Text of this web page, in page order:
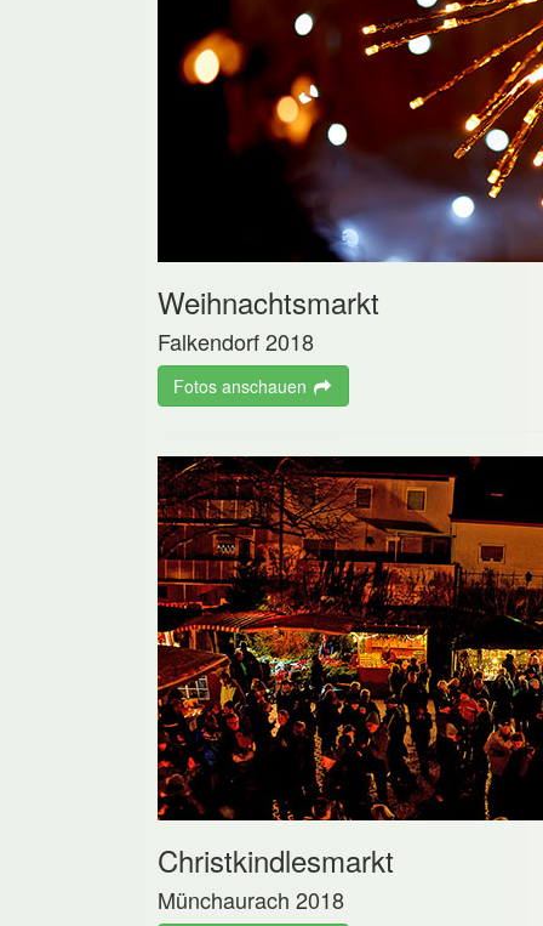
Weihnachtsmarkt
Falkendorf 2018
Fotos anschauen
Christkindlesmarkt
Münchaurach 2018